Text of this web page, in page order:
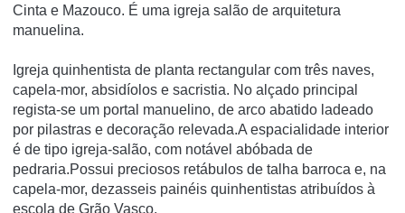
Cinta e Mazouco. É uma igreja salão de arquitetura
manuelina.
Igreja quinhentista de planta rectangular com três naves,
capela-mor, absidíolos e sacristia. No alçado principal
regista-se um portal manuelino, de arco abatido ladeado
por pilastras e decoração relevada.A espacialidade interior
é de tipo igreja-salão, com notável abóbada de
pedraria.Possui preciosos retábulos de talha barroca e, na
capela-mor, dezasseis painéis quinhentistas atribuídos à
escola de Grão Vasco.